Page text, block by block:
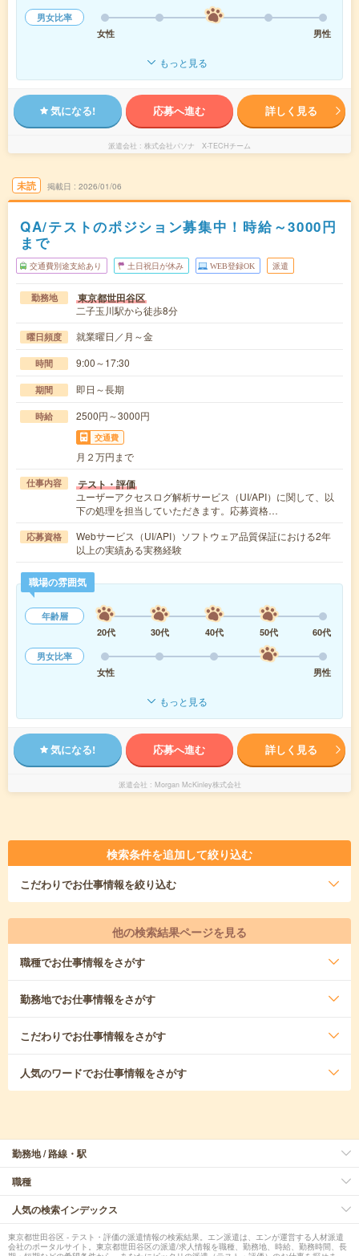
男女比率
女性
男性
もっと見る
気になる! 応募へ進む 詳しく見る
派遣会社 株式会社パソナ X-TECHチーム
未読 掲載日 2026/01/06
QA/テストのポジション募集中！時給～3000円
まで
交通費別途支給あり 土日祝日が休み WEB登録OK 派遣
勤務地 東京都世田谷区
二子玉川駅から徒歩8分
曜日頻度 就業曜日／月～金
時間 9:00～17:30
期間 即日～長期
時給 2500円～3000円
交通費
月２万円まで
仕事内容 テスト・評価
ユーザーアクセスログ解析サービス（UI/API）に関して、以
下の処理を担当していただきます。応募資格…
応募資格
Webサービス（UI/API）ソフトウェア品質保証における2年
以上の実績ある実務経験
職場の雰囲気
年齢層
20代
30代 40代 50代
60代
男女比率
女性
男性
もっと見る
気になる! 応募へ進む 詳しく見る
派遣会社 Morgan McKinley株式会社
検索条件を追加して絞り込む
こだわりでお仕事情報を絞り込む
他の検索結果ページを見る
職種でお仕事情報をさがす
勤務地でお仕事情報をさがす
こだわりでお仕事情報をさがす
人気のワードでお仕事情報をさがす
勤務地 / 路線・駅
職種
人気の検索インデックス
東京都世田谷区 - テスト・評価の派遣情報の検索結果。エン派遣は、エンが運営する人材派遣
会社のポータルサイト。東京都世田谷区の派遣/求人情報を職種、勤務地、時給、勤務時間、長